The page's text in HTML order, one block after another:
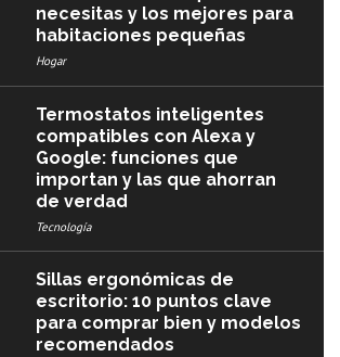
necesitas y los mejores para
habitaciones pequeñas
Hogar
Termostatos inteligentes
compatibles con Alexa y
Google: funciones que
importan y las que ahorran
de verdad
Tecnología
Sillas ergonómicas de
escritorio: 10 puntos clave
para comprar bien y modelos
recomendados